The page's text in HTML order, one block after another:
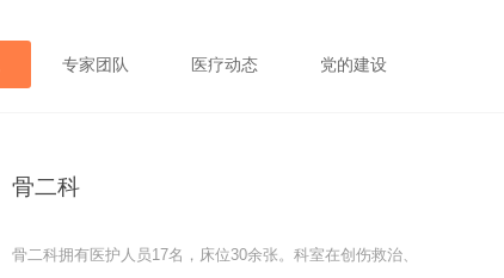
专家团队 医疗动态 党的建设
骨二科
骨二科拥有医护人员17名，床位30余张。科室在创伤救治、